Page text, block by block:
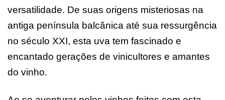
versatilidade. De suas origens misteriosas na
antiga península balcânica até sua ressurgência
no século XXI, esta uva tem fascinado e
encantado gerações de vinicultores e amantes
do vinho.